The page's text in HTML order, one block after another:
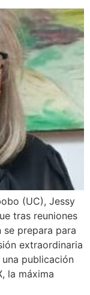
(UC), Jessy
tras reuniones
prepara para
extraordinaria
publicación
la máxima